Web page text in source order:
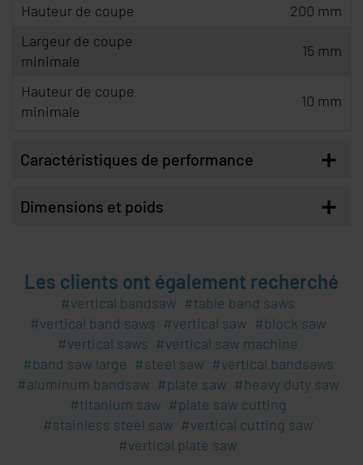
Hauteur de coupe
200 mm
Largeur de coupe
minimale
15 mm
Hauteur de coupe
minimale
10 mm
Caractéristiques de performance +
Dimensions et poids +
Les clients ont également recherché
vertical bandsaw
table band saws
vertical band saws
vertical saw
block saw
vertical saws
vertical saw machine
band saw large
steel saw
vertical bandsaws
aluminum bandsaw
plate saw
heavy duty saw
titanium saw
plate saw cutting
stainless steel saw
vertical cutting saw
vertical plate saw